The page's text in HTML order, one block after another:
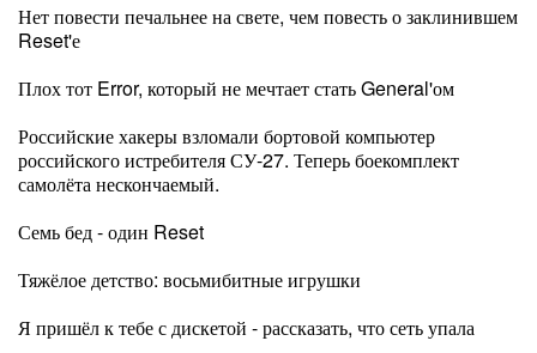
Нет повести печальнее на свете, чем повесть о заклинившем
Reset'е
Плох тот Error, который не мечтает стать General'ом
Российские хакеры взломали бортовой компьютер
российского истребителя СУ-27. Теперь боекомплект
самолёта нескончаемый.
Семь бед - один Reset
Тяжёлое детство: восьмибитные игрушки
Я пришёл к тебе с дискетой - рассказать, что сеть упала